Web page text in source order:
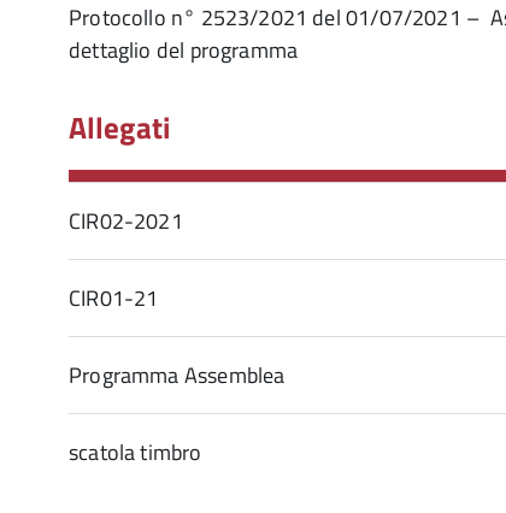
Protocollo n° 2523/2021 del 01/07/2021 –
dettaglio del programma
Allegati
CIR02-2021
CIR01-21
Programma Assemblea
scatola timbro